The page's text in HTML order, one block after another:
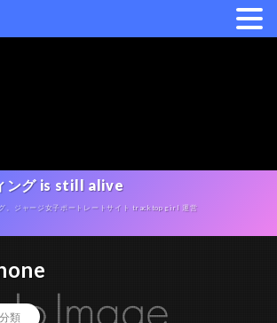
ング is still alive
。ジャージ女子ポートレートサイト tracktop girl 運営
類